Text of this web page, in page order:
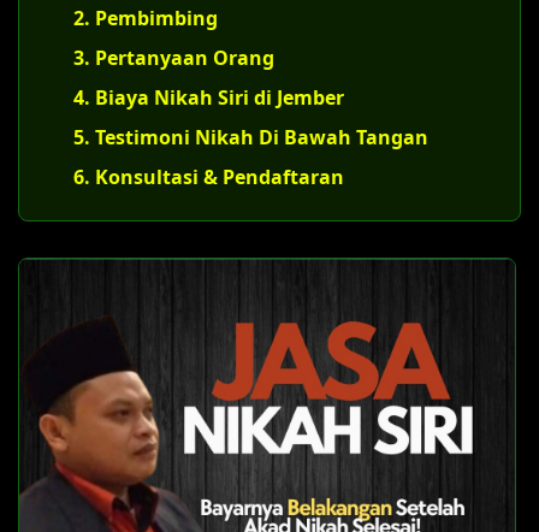
2. Pembimbing
3. Pertanyaan Orang
4. Biaya Nikah Siri di Jember
5. Testimoni Nikah Di Bawah Tangan
6. Konsultasi & Pendaftaran